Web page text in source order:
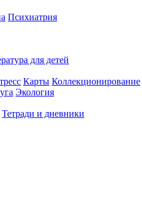
Психиатрия
для детей
Карты Коллекционирование
Экология
Тетради и дневники